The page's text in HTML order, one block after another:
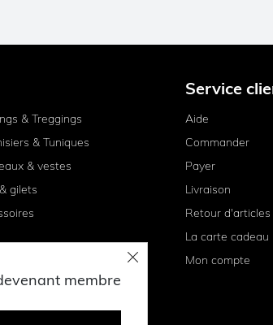
& Treggings
& Tuniques
& vestes
gilets
Service
Aide
Commander
Payer
Livraison
Retour d'articles
La carte cadeau
Mon compte
membre